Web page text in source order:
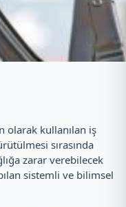
olarak kullanılan iş
sırasında
zarar verebilecek
sistemli ve bilimsel